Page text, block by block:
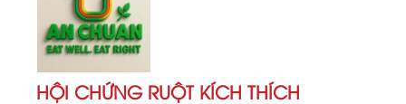
HỘI CHỨNG RUỘT KÍCH THÍCH